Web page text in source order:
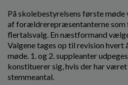
På skolebestyrelsens første
af forældrerepræsentanterne som
flertalsvalg. En næstformand
Valgene tages op til revision hvert
møde. 1. og 2. suppleanter
konstituerer sig, hvis der har
stemmeantal.